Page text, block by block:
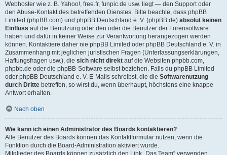
Webhoster wie z. B. Yahoo!, free.fr, funpic.de usw. liegt — den Support oder
den Abuse-Kontakt des betreffenden Dienstes. Bitte beachte, dass phpBB
Limited (phpBB.com) und phpBB Deutschland e. V. (phpBB.de) absolut keinen
Einfluss auf die Benutzung oder den oder die Benutzer der Forensoftware
haben und dafür in keiner Weise zur Verantwortung herangezogen werden
können. Kontaktiere daher nie phpBB Limited oder phpBB Deutschland e. V. in
Zusammenhang mit jeglichen juristischen Fragen (Unterlassungserklärungen,
Haftungsfragen usw.), die sich nicht direkt auf die Websiten phpbb.com,
phpbb.de oder die phpBB-Software selbst beziehen. Falls du phpBB Limited
oder phpBB Deutschland e. V. E-Mails schreibst, die die Softwarenutzung
durch Dritte betreffen, so wirst du, wenn überhaupt, höchstens eine knappe
Antwort erhalten.
Nach oben
Wie kann ich einen Administrator des Boards kontaktieren?
Alle Benutzer des Boards können das Kontaktformular nutzen, wenn die
Funktion durch die Board-Administration aktiviert wurde.
Mitglieder des Boards können zusätzlich den Link „Das Team“ verwenden.